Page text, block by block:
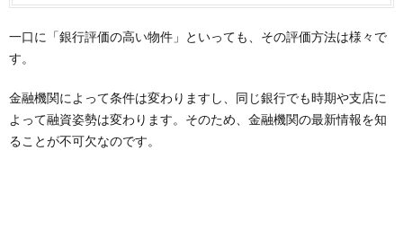
一口に「銀行評価の高い物件」といっても、その評価方法は様々で
す。
金融機関によって条件は変わりますし、同じ銀行でも時期や支店に
よって融資姿勢は変わります。そのため、金融機関の最新情報を知
ることが不可欠なのです。